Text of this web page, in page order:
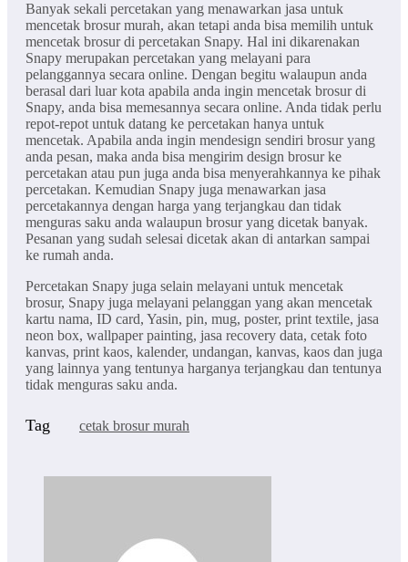
Banyak sekali percetakan yang menawarkan jasa untuk
mencetak brosur murah, akan tetapi anda bisa memilih untuk
mencetak brosur di percetakan Snapy. Hal ini dikarenakan
Snapy merupakan percetakan yang melayani para
pelanggannya secara online. Dengan begitu walaupun anda
berasal dari luar kota apabila anda ingin mencetak brosur di
Snapy, anda bisa memesannya secara online. Anda tidak perlu
repot-repot untuk datang ke percetakan hanya untuk
mencetak. Apabila anda ingin mendesign sendiri brosur yang
anda pesan, maka anda bisa mengirim design brosur ke
percetakan atau pun juga anda bisa menyerahkannya ke pihak
percetakan. Kemudian Snapy juga menawarkan jasa
percetakannya dengan harga yang terjangkau dan tidak
menguras saku anda walaupun brosur yang dicetak banyak.
Pesanan yang sudah selesai dicetak akan di antarkan sampai
ke rumah anda.
Percetakan Snapy juga selain melayani untuk mencetak
brosur, Snapy juga melayani pelanggan yang akan mencetak
kartu nama, ID card, Yasin, pin, mug, poster, print textile, jasa
neon box, wallpaper painting, jasa recovery data, cetak foto
kanvas, print kaos, kalender, undangan, kanvas, kaos dan juga
yang lainnya yang tentunya harganya terjangkau dan tentunya
tidak menguras saku anda.
Tag cetak brosur murah